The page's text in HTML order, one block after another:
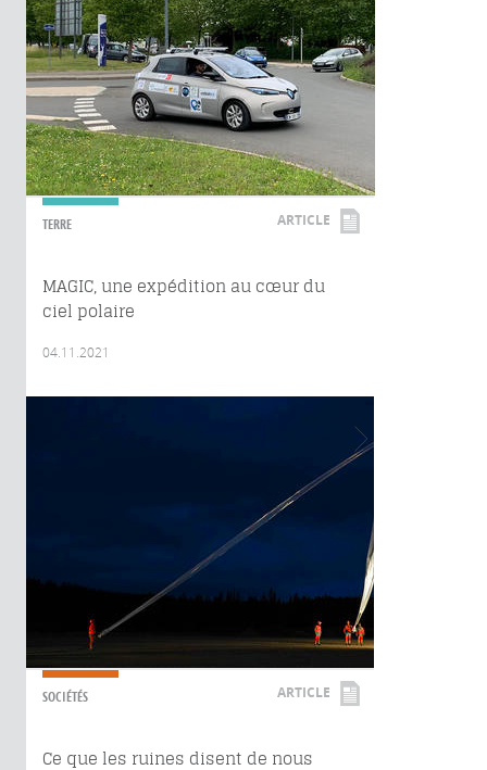
TERRE ARTICLE
MAGIC, une expédition au cœur du
ciel polaire
04.11.2021
SOCIÉTÉS ARTICLE
Ce que les ruines disent de nous